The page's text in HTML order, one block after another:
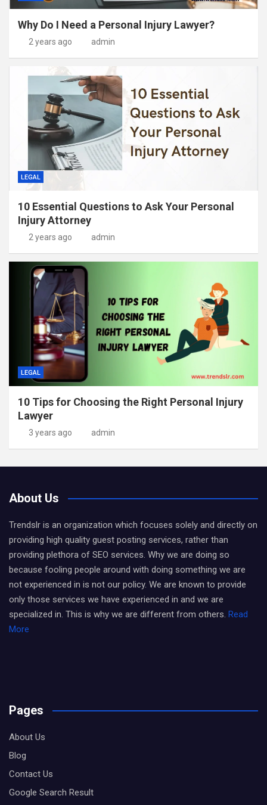
Why Do I Need a Personal Injury Lawyer?
2 years ago admin
LEGAL
10 Essential Questions to Ask Your Personal
Injury Attorney
2 years ago admin
LEGAL
10 Tips for Choosing the Right Personal Injury
Lawyer
3 years ago admin
About Us
Trendslr is an organization which focuses solely and directly on
providing high quality guest posting services, rather than
providing plethora of SEO services. Why we are doing so
because fooling people around with doing something we are
not experienced in is not our policy. We are known to provide
only those services we have experienced in and we are
specialized in. This is why we are different from others. Read
More
Pages
About Us
Blog
Contact Us
Google Search Result